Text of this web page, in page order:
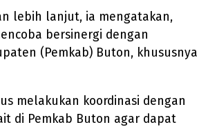
lebih lanjut, ia mengatakan,
bersinergi dengan
(Pemkab) Buton, khususnya
melakukan koordinasi dengan
di Pemkab Buton agar dapat